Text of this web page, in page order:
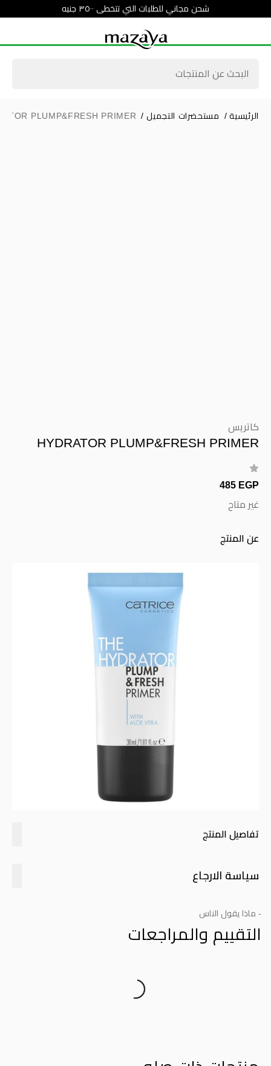
شحن مجاني للطلبات التي تتخطى ٣٥٠٠ جنيه
الرئيسية / مستحضرات التجميل /
PLUMP&FRESH PRIMER
كاتريس
HYDRATOR PLUMP&FRESH PRIMER
485 EGP
غير متاح
عن المنتج
تفاصيل المنتج
سياسة الارجاع
- ماذا يقول الناس
التقييم والمراجعات